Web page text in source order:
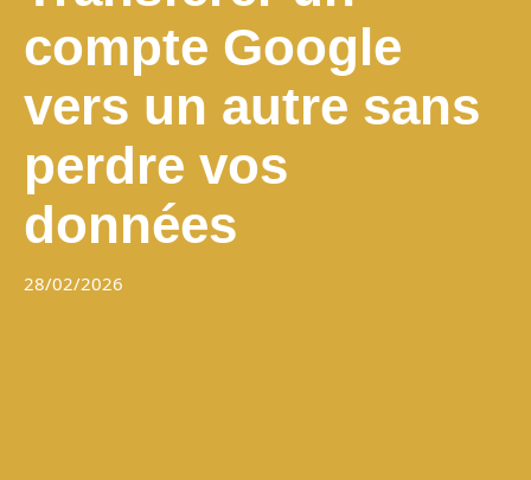
compte Google
vers un autre sans
perdre vos
données
28/02/2026